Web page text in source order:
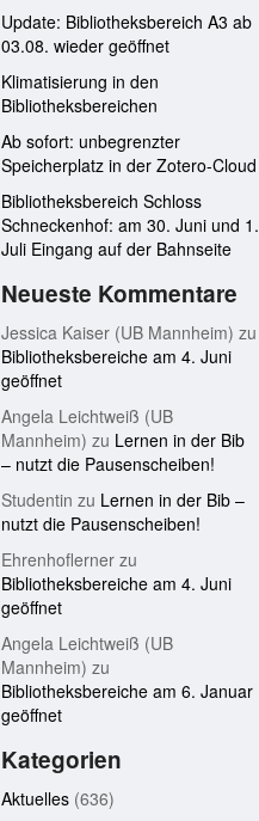
Update: Bibliotheksbereich A3 ab
03.08. wieder geöffnet
Klimatisierung in den
Bibliotheksbereichen
Ab sofort: unbegrenzter
Speicherplatz in der Zotero-Cloud
Bibliotheksbereich Schloss
Schneckenhof: am 30. Juni und 1.
Juli Eingang auf der Bahnseite
Neueste Kommentare
Jessica Kaiser (UB Mannheim) zu
Bibliotheksbereiche am 4. Juni
geöffnet
Angela Leichtweiß (UB
Mannheim) zu Lernen in der Bib
– nutzt die Pausenscheiben!
Studentin zu Lernen in der Bib –
nutzt die Pausenscheiben!
Ehrenhoflerner zu
Bibliotheksbereiche am 4. Juni
geöffnet
Angela Leichtweiß (UB
Mannheim) zu
Bibliotheksbereiche am 6. Januar
geöffnet
Kategorien
Aktuelles (636)